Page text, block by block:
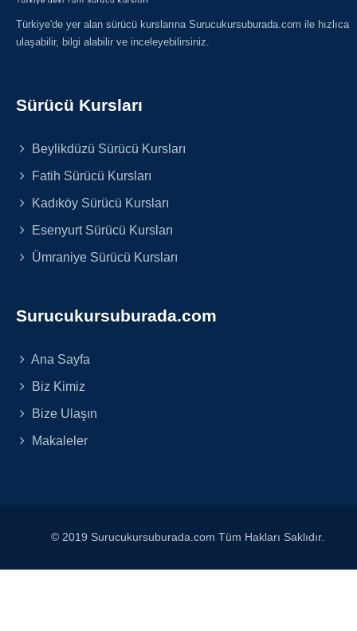
Türkiye'de yer alan sürücü kurslarına Surucukursuburada.com ile hızlıca
ulaşabilir, bilgi alabilir ve inceleyebilirsiniz.
Sürücü Kursları
Beylikdüzü Sürücü Kursları
Fatih Sürücü Kursları
Kadıköy Sürücü Kursları
Esenyurt Sürücü Kursları
Ümraniye Sürücü Kursları
Surucukursuburada.com
Ana Sayfa
Biz Kimiz
Bize Ulaşın
Makaleler
© 2019 Surucukursuburada.com Tüm Hakları Saklıdır.